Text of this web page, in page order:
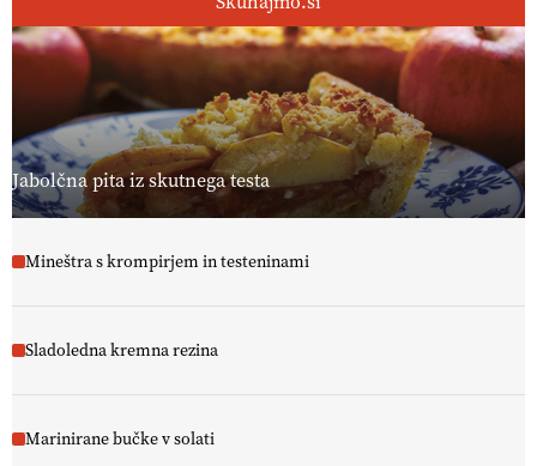
Jabolčna pita iz skutnega testa
Mineštra s krompirjem in testeninami
Sladoledna kremna rezina
Marinirane bučke v solati